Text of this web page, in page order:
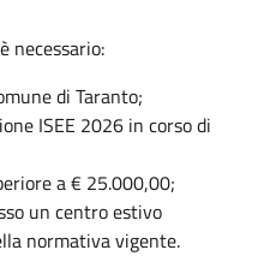
necessario:
di Taranto;
ISEE 2026 in corso di
a € 25.000,00;
un centro estivo
normativa vigente.